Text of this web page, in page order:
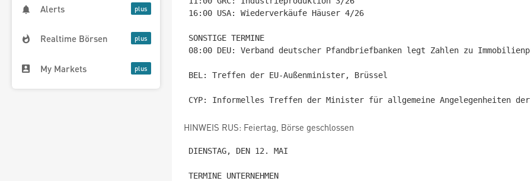
Alerts
Realtime Börsen
My Markets
16:00 USA: Wiederverkäufe Häuser 4/26
SONSTIGE TERMINE
08:00 DEU: Verband deutscher Pfandbriefbanken legt Zahlen zu
BEL: Treffen der EU-Außenminister, Brüssel
HINWEIS RUS: Feiertag, Börse geschlossen
DIENSTAG, DEN 12. MAI
TERMINE UNTERNEHMEN